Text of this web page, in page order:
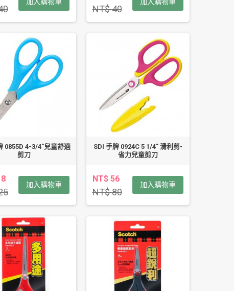
NT$ 40
0855D 4-3/4"兒童舒適
剪刀
加入購物車
SDI 手牌 0924C 5 1/4" 滑利剪•
省力兒童剪刀
NT$ 56
NT$ 80
加入購物車